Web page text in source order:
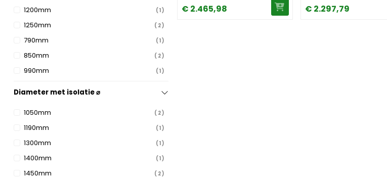
1200mm 1
1250mm 2
790mm 1
850mm 2
990mm 1
Diameter met isolatie ⌀
1050mm 2
1190mm 1
1300mm 1
1400mm 1
1450mm 2
€ 2.465,98 € 2.297,79